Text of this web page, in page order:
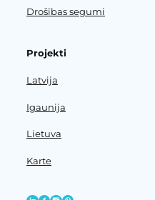
Drošības segumi
Projekti
Latvija
Igaunija
Lietuva
Karte